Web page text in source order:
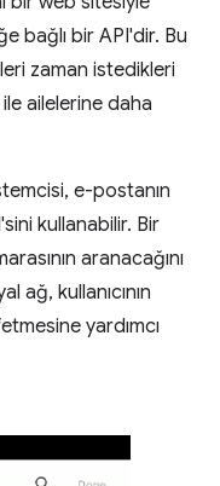
bağlı bir API'dir. Bu
zaman istedikleri
ailelerine daha
e-postanın
kullanabilir. Bir
aranacağını
ağ, kullanıcının
yardımcı